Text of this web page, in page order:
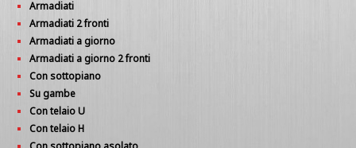
Armadiati
Armadiati 2 fronti
Armadiati a giorno
Armadiati a giorno 2 fronti
Con sottopiano
Su gambe
Con telaio U
Con telaio H